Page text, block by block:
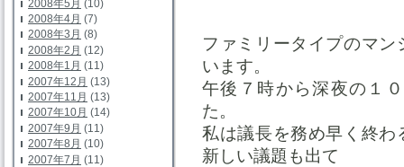
2008年5月 (10)
2008年4月 (7)
2008年3月 (8)
2008年2月 (12)
2008年1月 (11)
2007年12月 (13)
2007年11月 (13)
2007年10月 (14)
2007年9月 (11)
2007年8月 (10)
2007年7月 (11)
ファミリータイプのマ
います。
午後７時から深夜の１
た。
私は議長を務め早く終
新しい議題も出て